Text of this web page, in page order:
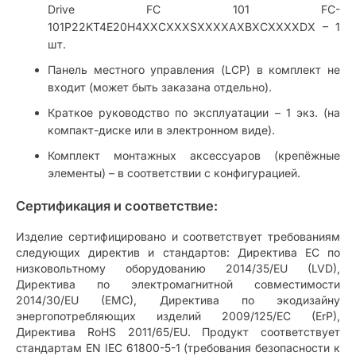
Drive FC 101 FC-
101P22KT4E20H4XXCXXXSXXXXAXBXCXXXXDX – 1
шт.
Панель местного управления (LCP) в комплект не
входит (может быть заказана отдельно).
Краткое руководство по эксплуатации – 1 экз. (на
компакт-диске или в электронном виде).
Комплект монтажных аксессуаров (крепёжные
элементы) – в соответствии с конфигурацией.
Сертификация и соответствие:
Изделие сертифицировано и соответствует требованиям
следующих директив и стандартов: Директива ЕС по
низковольтному оборудованию 2014/35/EU (LVD),
Директива по электромагнитной совместимости
2014/30/EU (EMC), Директива по экодизайну
энергопотребляющих изделий 2009/125/EC (ErP),
Директива RoHS 2011/65/EU. Продукт соответствует
стандартам EN IEC 61800-5-1 (требования безопасности к